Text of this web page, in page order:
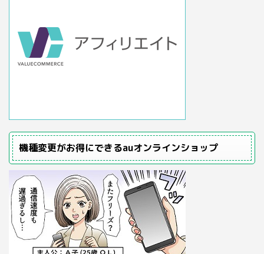
機種変更がお得にできるauオンラインショップ